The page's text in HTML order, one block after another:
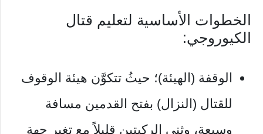
الخطوات الأساسية لتعليم قتال
الكيوروجي:
الوقفة (الهيئة)؛ حيثُ تتكوَّن هيئة الوقوف
للقتال (النزال) بفتح القدمين مسافة
وسيعة، وثني الركبتين قليلاً مع تغير جهة